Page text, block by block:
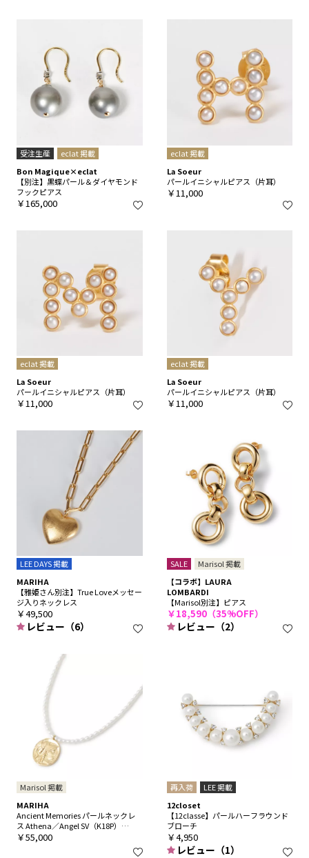
受注生産
eclat 掲載
Bon Magique×eclat
【別注】黒蝶パール＆ダイヤモンド
フックピアス
￥165,000
eclat 掲載
La Soeur
パールイニシャルピアス（片耳）
￥11,000
eclat 掲載
La Soeur
パールイニシャルピアス（片耳）
￥11,000
eclat 掲載
La Soeur
パールイニシャルピアス（片耳）
￥11,000
LEE DAYS 掲載
MARIHA
【雅姫さん別注】True Loveメッセー
ジ入りネックレス
￥49,500
レビュー（6）
SALE
Marisol 掲載
【コラボ】LAURA
LOMBARDI
【Marisol別注】ピアス
￥18,590（35%OFF）
レビュー（2）
Marisol 掲載
MARIHA
Ancient Memories パールネックレ
ス Athena／Angel SV（K18P）
40cm
￥55,000
再入荷
LEE 掲載
12closet
【12classe】パールハーフラウンド
ブローチ
￥4,950
レビュー（1）